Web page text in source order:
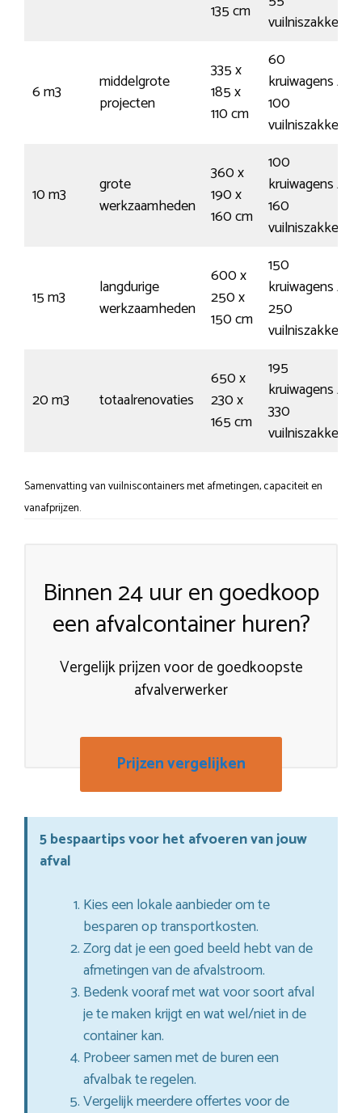
135 cm
vuilniszakken
6 m3
middelgrote
projecten
335 x
185 x
110 cm
60
kruiwagens /
100
vuilniszakken
10 m3
grote
werkzaamheden
360 x
190 x
160 cm
100
kruiwagens /
160
vuilniszakken
15 m3
langdurige
werkzaamheden
600 x
250 x
150 cm
150
kruiwagens /
250
vuilniszakken
20 m3 totaalrenovaties
650 x
230 x
165 cm
195
kruiwagens /
330
vuilniszakken
Samenvatting van vuilniscontainers met afmetingen, capaciteit en
vanafprijzen.
Binnen 24 uur en goedkoop
een afvalcontainer huren?
Vergelijk prijzen voor de goedkoopste
afvalverwerker
Prijzen vergelijken
5 bespaartips voor het afvoeren van jouw
afval
Kies een lokale aanbieder om te
besparen op transportkosten.
Zorg dat je een goed beeld hebt van de
afmetingen van de afvalstroom.
Bedenk vooraf met wat voor soort afval
je te maken krijgt en wat wel/niet in de
container kan.
Probeer samen met de buren een
afvalbak te regelen.
Vergelijk meerdere offertes voor de